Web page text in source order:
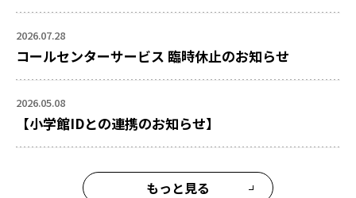
2026.07.28
コールセンターサービス 臨時休止のお知らせ
2026.05.08
【小学館IDとの連携のお知らせ】
もっと見る